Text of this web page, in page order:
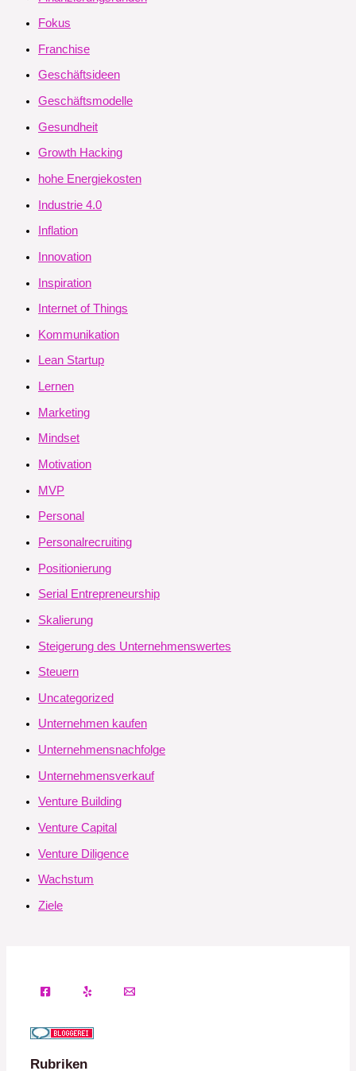
Fokus
Franchise
Geschäftsideen
Geschäftsmodelle
Gesundheit
Growth Hacking
hohe Energiekosten
Industrie 4.0
Inflation
Innovation
Inspiration
Internet of Things
Kommunikation
Lean Startup
Lernen
Marketing
Mindset
Motivation
MVP
Personal
Personalrecruiting
Positionierung
Serial Entrepreneurship
Skalierung
Steigerung des Unternehmenswertes
Steuern
Uncategorized
Unternehmen kaufen
Unternehmensnachfolge
Unternehmensverkauf
Venture Building
Venture Capital
Venture Diligence
Wachstum
Ziele
Rubriken